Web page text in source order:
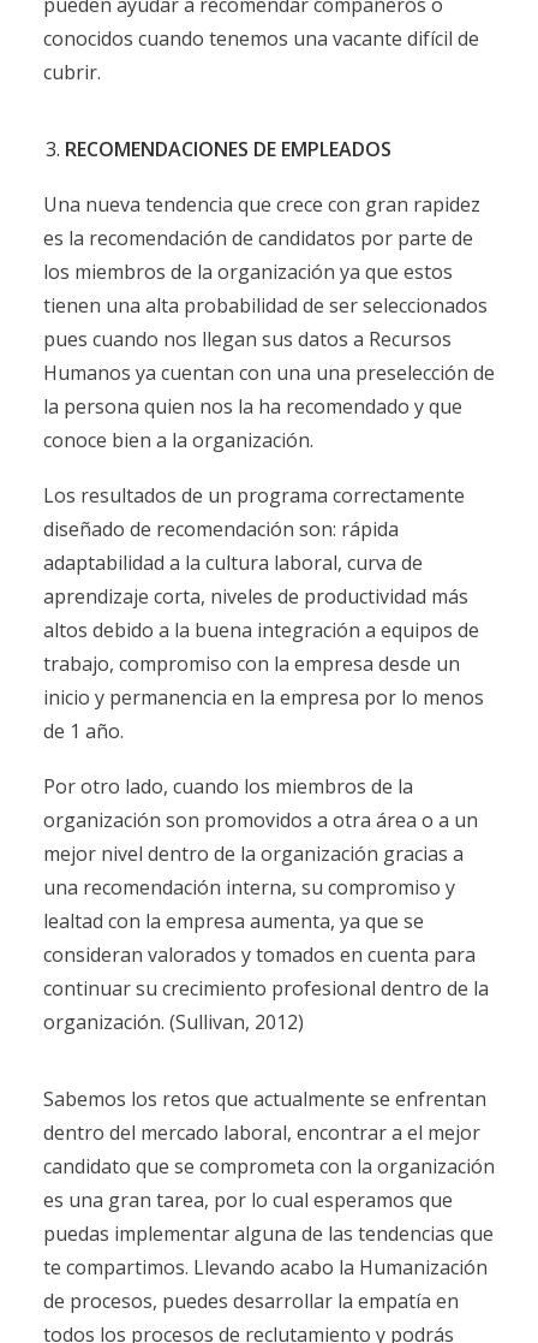
conocidos cuando tenemos una vacante difícil de
cubrir.
RECOMENDACIONES DE EMPLEADOS
Una nueva tendencia que crece con gran rapidez
es la recomendación de candidatos por parte de
los miembros de la organización ya que estos
tienen una alta probabilidad de ser seleccionados
pues cuando nos llegan sus datos a Recursos
Humanos ya cuentan con una una preselección de
la persona quien nos la ha recomendado y que
conoce bien a la organización.
Los resultados de un programa correctamente
diseñado de recomendación son: rápida
adaptabilidad a la cultura laboral, curva de
aprendizaje corta, niveles de productividad más
altos debido a la buena integración a equipos de
trabajo, compromiso con la empresa desde un
inicio y permanencia en la empresa por lo menos
de 1 año.
Por otro lado, cuando los miembros de la
organización son promovidos a otra área o a un
mejor nivel dentro de la organización gracias a
una recomendación interna, su compromiso y
lealtad con la empresa aumenta, ya que se
consideran valorados y tomados en cuenta para
continuar su crecimiento profesional dentro de la
organización. (Sullivan, 2012)
Sabemos los retos que actualmente se enfrentan
dentro del mercado laboral, encontrar a el mejor
candidato que se comprometa con la organización
es una gran tarea, por lo cual esperamos que
puedas implementar alguna de las tendencias que
te compartimos. Llevando acabo la Humanización
de procesos, puedes desarrollar la empatía en
todos los procesos de reclutamiento y podrás